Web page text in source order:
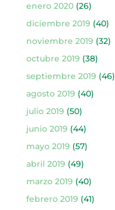
enero 2020(26)
diciembre 2019 (40)
noviembre 2019 (32)
octubre 2019 (38)
septiembre 2019 (46)
agosto 2019 (40)
julio 2019 (50)
junio 2019 (44)
mayo 2019 (57)
abril 2019 (49)
marzo 2019 (40)
febrero 2019 (41)